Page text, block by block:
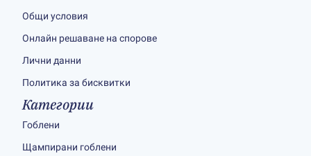
Общи условия
Онлайн решаване на спорове
Лични данни
Политика за бисквитки
Категории
Гоблени
Щампирани гоблени